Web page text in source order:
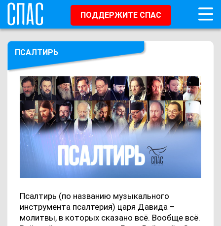
ПОДДЕРЖИТЕ СПАС
ПСАЛТИРЬ
Псалтирь (по названию музыкального
инструмента псалтерия) царя Давида –
молитвы, в которых сказано всё. Вообще всё.